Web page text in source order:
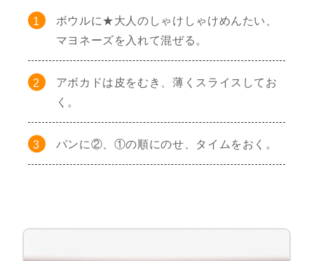
ボウルに★大人のしゃけしゃけめんたい、
マヨネーズを入れて混ぜる。
アボカドは皮をむき、薄くスライスしてお
く。
パンに②、①の順にのせ、タイムをおく。